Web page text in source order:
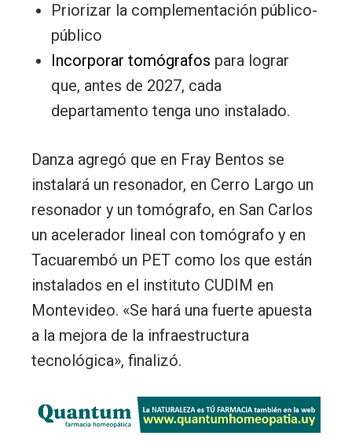
Priorizar la complementación público-
público
Incorporar tomógrafos para lograr
que, antes de 2027, cada
departamento tenga uno instalado.
Danza agregó que en Fray Bentos se
instalará un resonador, en Cerro Largo un
resonador y un tomógrafo, en San Carlos
un acelerador lineal con tomógrafo y en
Tacuarembó un PET como los que están
instalados en el instituto CUDIM en
Montevideo. «Se hará una fuerte apuesta
a la mejora de la infraestructura
tecnológica», finalizó.